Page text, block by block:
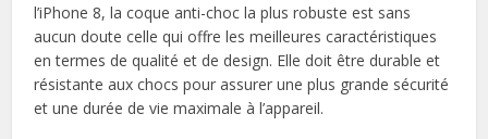
l’iPhone 8, la coque anti-choc la plus robuste est sans
aucun doute celle qui offre les meilleures caractéristiques
en termes de qualité et de design. Elle doit être durable et
résistante aux chocs pour assurer une plus grande sécurité
et une durée de vie maximale à l’appareil.